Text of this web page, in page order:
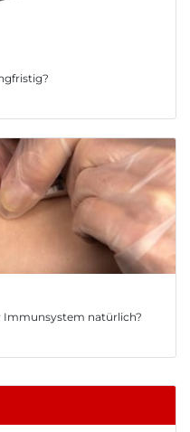
Immunsystem natürlich?